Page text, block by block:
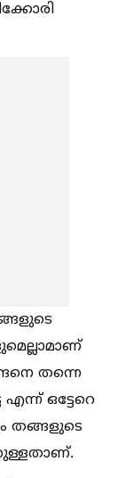
തന്നെ
ഒട്ടേറെ